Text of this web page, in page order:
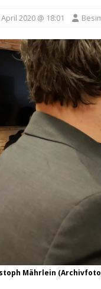
April 2020 @ 18:01
Mährlein